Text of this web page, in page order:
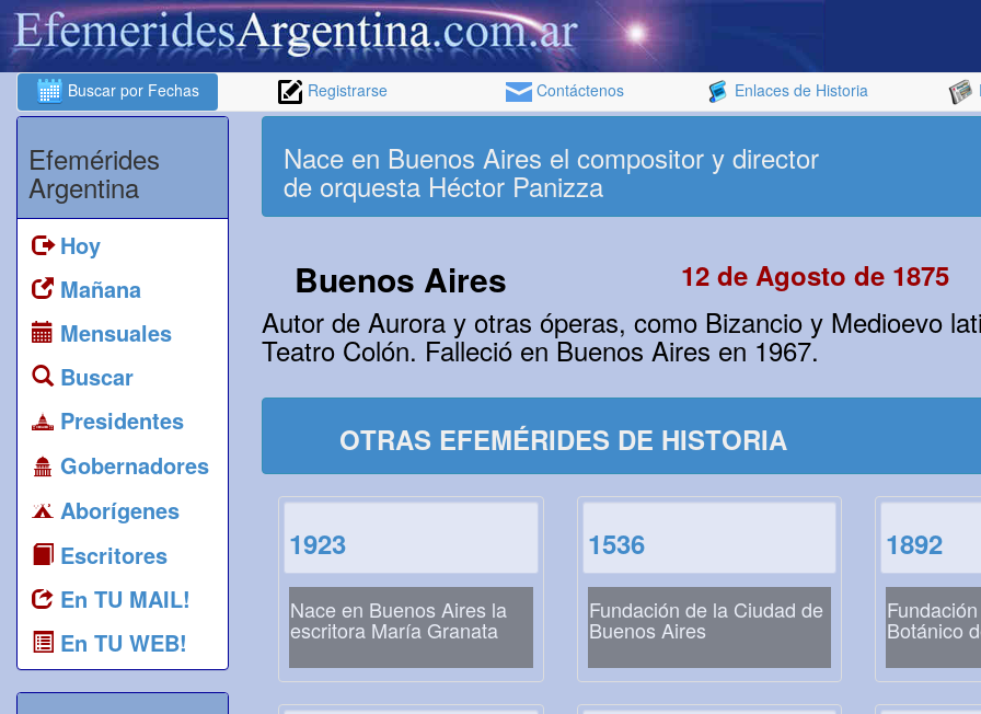
Buscar por Fechas Registrarse Contáctenos Enlaces de Historia
Efemérides
Argentina
Hoy
Mañana
Mensuales
Buscar
Presidentes
Gobernadores
Aborígenes
Escritores
En TU MAIL!
En TU WEB!
Nace en Buenos Aires el compositor y director
de orquesta Héctor Panizza
Buenos Aires 12 de Agosto de 1875
Autor de Aurora y otras óperas, como Bizancio y Medioevo
Teatro Colón. Falleció en Buenos Aires en 1967.
OTRAS EFEMÉRIDES DE HISTORIA
1923
Nace en Buenos Aires la
escritora María Granata
1536
Fundación de la Ciudad de
Buenos Aires
1892
Botánico